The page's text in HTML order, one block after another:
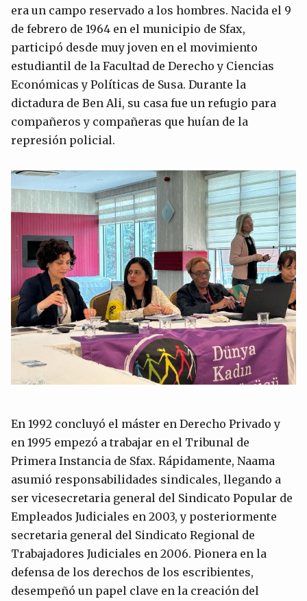
era un campo reservado a los hombres. Nacida el 9
de febrero de 1964 en el municipio de Sfax,
participó desde muy joven en el movimiento
estudiantil de la Facultad de Derecho y Ciencias
Económicas y Políticas de Susa. Durante la
dictadura de Ben Ali, su casa fue un refugio para
compañeros y compañeras que huían de la
represión policial.
En 1992 concluyó el máster en Derecho Privado y
en 1995 empezó a trabajar en el Tribunal de
Primera Instancia de Sfax. Rápidamente, Naama
asumió responsabilidades sindicales, llegando a
ser vicesecretaria general del Sindicato Popular de
Empleados Judiciales en 2003, y posteriormente
secretaria general del Sindicato Regional de
Trabajadores Judiciales en 2006. Pionera en la
defensa de los derechos de los escribientes,
desempeñó un papel clave en la creación del